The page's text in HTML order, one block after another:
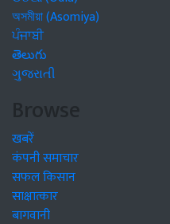
অসমীয়া (Asomiya)
ਪੰਜਾਬੀ
తెలుగు
ગુજરાતી
Browse
खबरें
कंपनी समाचार
सफल किसान
साक्षात्कार
बागवानी